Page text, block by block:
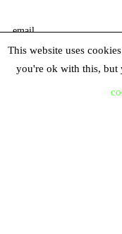
E
m
This website uses
you're ok with this, but